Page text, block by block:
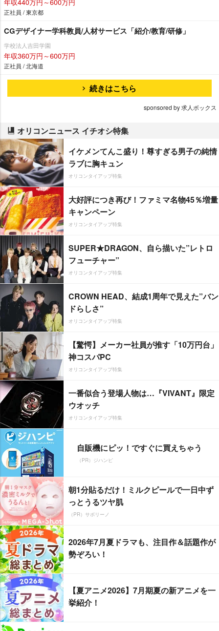
正社員 / 東京都
CGデザイナー学科教員/人材サービス「紹介/教育/研修」
学校法人吉田学園
年収360万円～600万円
正社員 / 北海道
続きはこちら
sponsored by 求人ボックス
オリコンニュース イチオシ特集
イケメンてんこ盛り！尊すぎる男子の純情
ラブに胸キュン
オリコンタイアップ特集
大好評につき再び！ファミマ名物45％増量
キャンペーン
オリコンタイアップ特集
SUPER★DRAGON、自ら描いた”レトロ
フューチャー”
オリコンタイアップ特集
CROWN HEAD、結成1周年で見えた”バン
ドらしさ”
オリコンタイアップ特集
【驚愕】メーカー社員が推す「10万円台」
神コスパPC
オリコンタイアップ特集
一番似合う登場人物は…『VIVANT』限定
ウオッチ
オリコンタイアップ特集
自販機にピッ！ですぐに買えちゃう
（PR）ジハンピ
朝1分貼るだけ！ミルクピールで一日中ず
っとうるツヤ肌
（PR）サボリーノ
2026年7月夏ドラマも、注目作＆話題作が
勢ぞろい！
【夏アニメ2026】7月期夏の新アニメを一
挙紹介！